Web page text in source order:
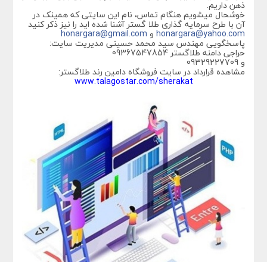
ذهن داریم.
خوشحال میشویم هنگام تماس، نام این سایتی که همینک در
آن با طرح سرمایه گذاری طلا گستر آشنا شده اید را نیز ذکر کنید
honargara@yahoo.com و honargara@gmail.com
پاسخگویی مهندس سید محمد حسینی مدیریت سایت:
حراجی دامنه طلاگستر 09367547854
و 09329227709
مشاهده قرارداد در سایت فروشگاه دامین رند طلاگستر:
www.talagostar.com/sherakat